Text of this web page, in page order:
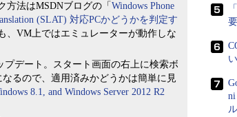
方法はMSDNブログの「 Windows Phone
(SLAT) 対応PCかどうかを判定す
、VM上ではエミュレーターが動作しな
プデート。スタート画面の右上に検索ボ
るので、適用済みかどうかは簡単に見
8.1, and Windows Server 2012 R2